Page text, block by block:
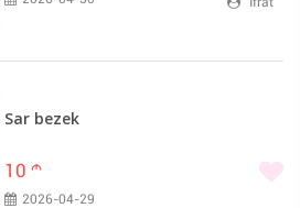
Sar bezek
10 m
2026-04-29